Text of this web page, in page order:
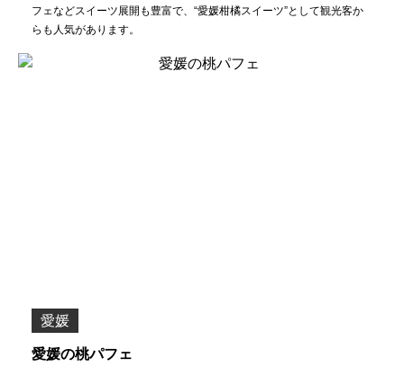
フェなどスイーツ展開も豊富で、“愛媛柑橘スイーツ”として観光客か
らも人気があります。
愛媛
愛媛の桃パフェ